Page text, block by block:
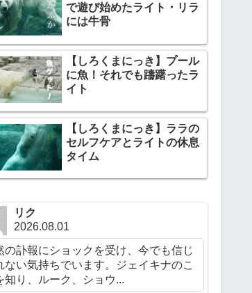
で遊び始めたライト・リラ
には牛骨
【しろくまにっき】プール
に魚！それでも躊躇ったラ
イト
【しろくまにっき】ララの
セルフケアとライトの休息
タイム
リク
2026.08.01
の訃報にショックを受け、今でも信じ
ない気持ちでいます。ジェイキナのこ
知り、ルーク、ショウ...